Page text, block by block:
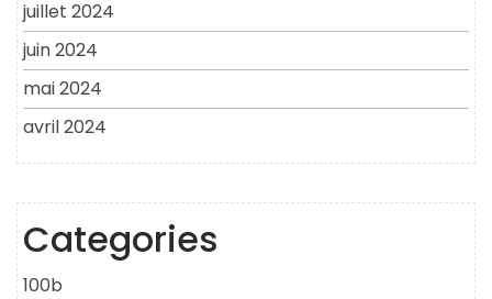
juillet 2024
juin 2024
mai 2024
avril 2024
Categories
100b